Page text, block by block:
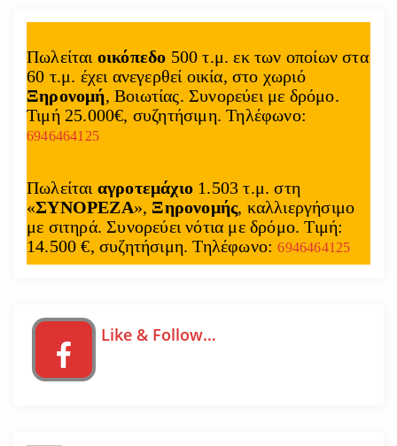
Πωλείται οικόπεδο 500 τ.μ. εκ των οποίων στα
60 τ.μ. έχει ανεγερθεί οικία, στο χωριό
Ξηρονομή, Βοιωτίας. Συνορεύει με δρόμο.
Τιμή 25.000€, συζητήσιμη. Τηλέφωνο:
6946464125
Πωλείται αγροτεμάχιο 1.503 τ.μ. στη
«ΣΥΝΟΡΕΖΑ», Ξηρονομής, καλλιεργήσιμο
με σιτηρά. Συνορεύει νότια με δρόμο. Τιμή:
14.500 €, συζητήσιμη. Τηλέφωνο:6946464125
Like & Follow…